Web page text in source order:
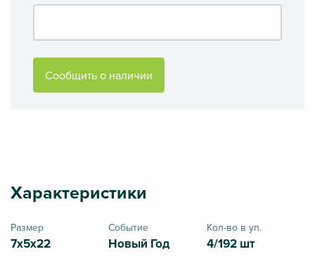
Сообщить о наличии
Характеристики
Размер
7x5x22
Событие
Новый Год
Кол-во в уп.
4/192 шт